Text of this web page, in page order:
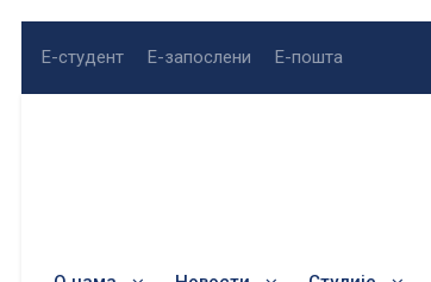
Е-студент Е-запослени Е-пошта